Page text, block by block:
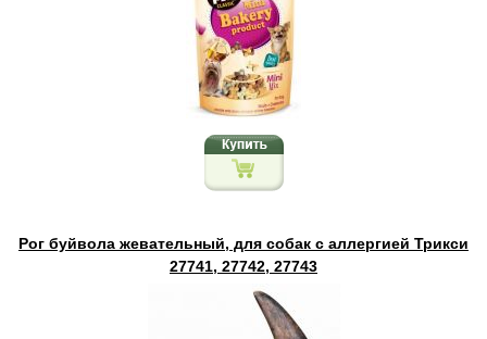
Рог буйвола жевательный, для собак с аллергией Трикси
27741, 27742, 27743